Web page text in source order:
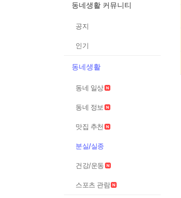
동네생활 커뮤니티
공지
인기
동네생활
동네 일상
동네 정보
맛집 추천
분실/실종
건강/운동
스포츠 관람